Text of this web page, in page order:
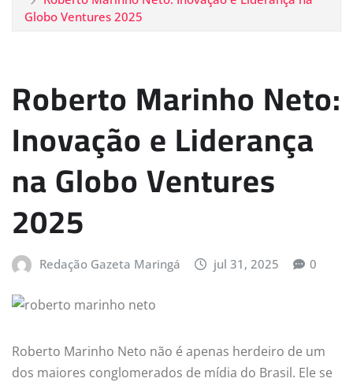
Globo Ventures 2025
Roberto Marinho Neto:
Inovação e Liderança
na Globo Ventures
2025
Redação Gazeta Maringá jul 31, 2025 0
Roberto Marinho Neto não é apenas herdeiro de um
dos maiores conglomerados de mídia do Brasil. Ele se